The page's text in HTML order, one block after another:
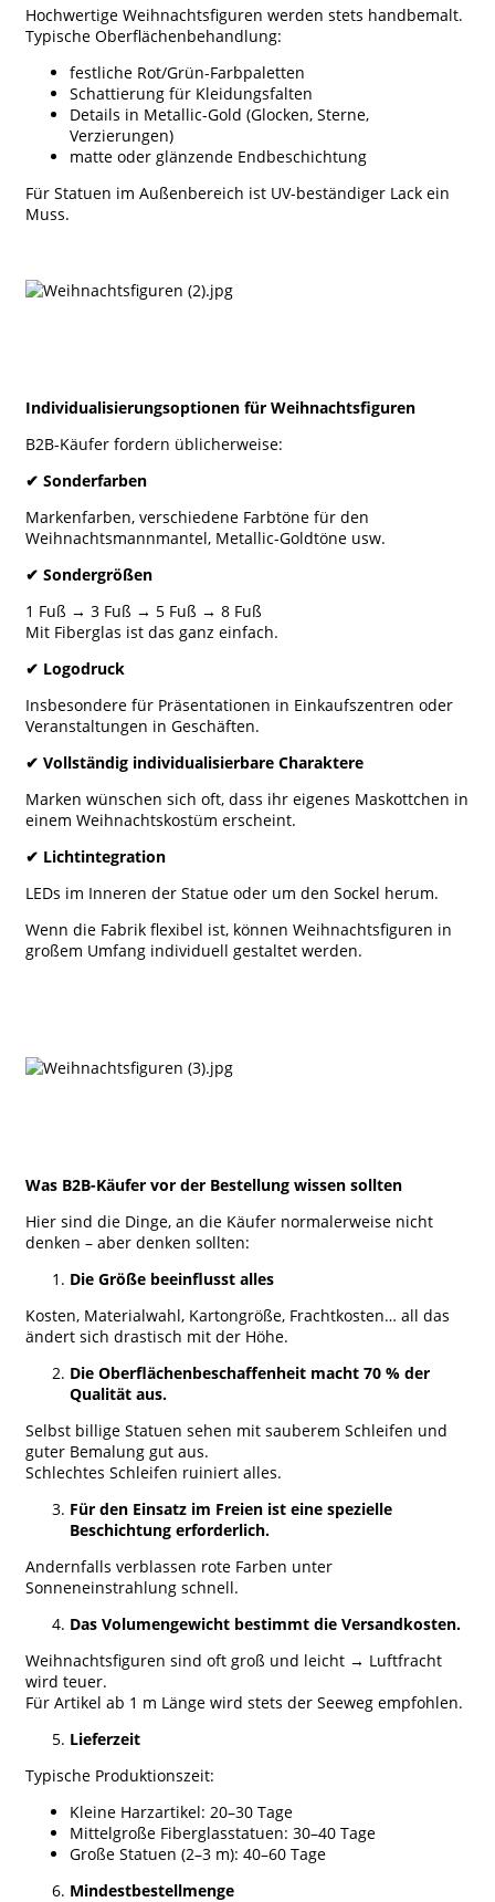
Hochwertige Weihnachtsfiguren werden stets handbemalt.
Typische Oberflächenbehandlung:
festliche Rot/Grün-Farbpaletten
Schattierung für Kleidungsfalten
Details in Metallic-Gold (Glocken, Sterne,
Verzierungen)
matte oder glänzende Endbeschichtung
Für Statuen im Außenbereich ist UV-beständiger Lack ein
Muss.
Individualisierungsoptionen für Weihnachtsfiguren
B2B-Käufer fordern üblicherweise:
✔ Sonderfarben
Markenfarben, verschiedene Farbtöne für den
Weihnachtsmannmantel, Metallic-Goldtöne usw.
✔ Sondergrößen
1 Fuß → 3 Fuß → 5 Fuß → 8 Fuß
Mit Fiberglas ist das ganz einfach.
✔ Logodruck
Insbesondere für Präsentationen in Einkaufszentren oder
Veranstaltungen in Geschäften.
✔ Vollständig individualisierbare Charaktere
Marken wünschen sich oft, dass ihr eigenes Maskottchen in
einem Weihnachtskostüm erscheint.
✔ Lichtintegration
LEDs im Inneren der Statue oder um den Sockel herum.
Wenn die Fabrik flexibel ist, können Weihnachtsfiguren in
großem Umfang individuell gestaltet werden.
Was B2B-Käufer vor der Bestellung wissen sollten
Hier sind die Dinge, an die Käufer normalerweise nicht
denken – aber denken sollten:
Die Größe beeinflusst alles
Kosten, Materialwahl, Kartongröße, Frachtkosten… all das
ändert sich drastisch mit der Höhe.
Die Oberflächenbeschaffenheit macht 70 % der
Qualität aus.
Selbst billige Statuen sehen mit sauberem Schleifen und
guter Bemalung gut aus.
Schlechtes Schleifen ruiniert alles.
Für den Einsatz im Freien ist eine spezielle
Beschichtung erforderlich.
Andernfalls verblassen rote Farben unter
Sonneneinstrahlung schnell.
Das Volumengewicht bestimmt die Versandkosten.
Weihnachtsfiguren sind oft groß und leicht → Luftfracht
wird teuer.
Für Artikel ab 1 m Länge wird stets der Seeweg empfohlen.
Lieferzeit
Typische Produktionszeit:
Kleine Harzartikel: 20–30 Tage
Mittelgroße Fiberglasstatuen: 30–40 Tage
Große Statuen (2–3 m): 40–60 Tage
Mindestbestellmenge